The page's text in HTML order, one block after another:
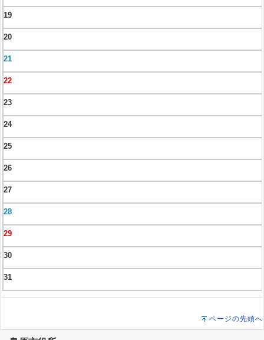
19
20
21
22
23
24
25
26
27
28
29
30
31
ページの先頭へ